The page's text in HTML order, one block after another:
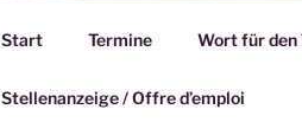
Start Termine Wort für den
Stellenanzeige / Offre d’emploi